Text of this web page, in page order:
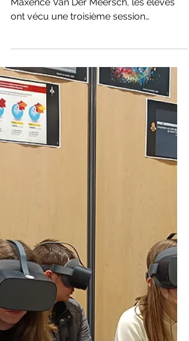
Au rucher-école ERINE du collège
avec Gilles, enseignant de technologie et
apiculteur animateur. Intitulée "Donne-
moi à manger", cette séance avait pour
objectif de comprendre ce que
recherchent les pollinisateurs dans leur
environnement… et pourquoi ils sont
indispensables à notre alimentation.